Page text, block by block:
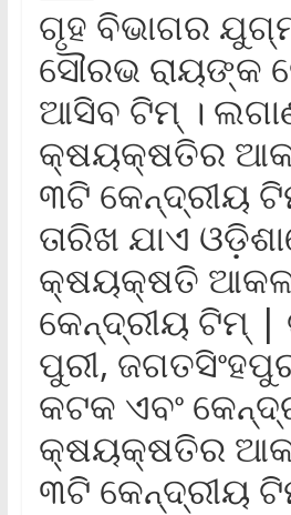
ଗୃହ ବିଭାଗର
ସୌରଭ ରାୟଙ୍କ
ଆସିବ ଟିମ୍ । ଲଗାଣ
କ୍ଷୟକ୍ଷତିର
୩ଟି କେନ୍ଦ୍ରୀୟ
ତାରିଖ ଯାଏ
କ୍ଷୟକ୍ଷତି
କେନ୍ଦ୍ରୀୟ ଟିମ୍ |
ପୁରୀ,
କଟକ ଏବଂ
କ୍ଷୟକ୍ଷତିର
୩ଟି କେନ୍ଦ୍ରୀୟ